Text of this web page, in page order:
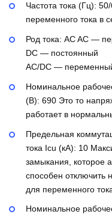
Частота тока (Гц):
переменного тока в
Род тока: ACAC —
DC — постоянный
AC/DC —
Номинальное
(В): 690 Это то
работает в
Предельная
тока Icu (кА): 10
замыкания, которое
способен отключить
для переменного
Номинальное